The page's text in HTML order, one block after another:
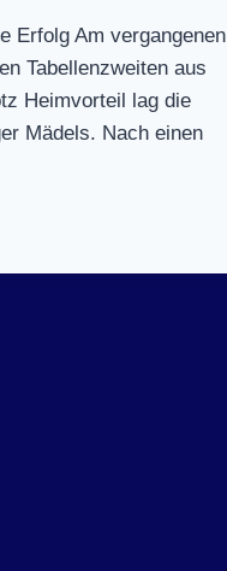
Erfolg Am vergangenen
Tabellenzweiten aus
Heimvorteil lag die
Mädels. Nach einen